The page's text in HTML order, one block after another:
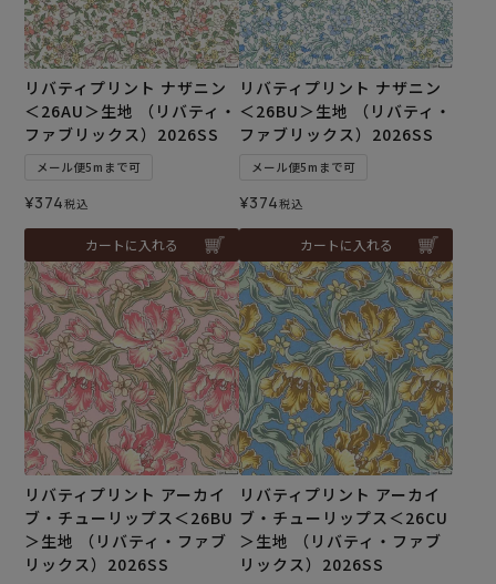
リバティプリント ナザニン
＜26AU＞生地 （リバティ・
ファブリックス）2026SS
メール便5mまで可
¥374税込
カートに入れる
リバティプリント ナザニン
＜26BU＞生地 （リバティ・
ファブリックス）2026SS
メール便5mまで可
¥374税込
カートに入れる
リバティプリント アーカイ
ブ・チューリップス＜26BU
＞生地 （リバティ・ファブ
リックス）2026SS
リバティプリント アーカイ
ブ・チューリップス＜26CU
＞生地 （リバティ・ファブ
リックス）2026SS